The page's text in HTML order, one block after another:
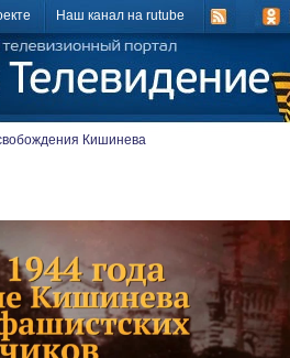
Наш канал на rutube
Кишинева